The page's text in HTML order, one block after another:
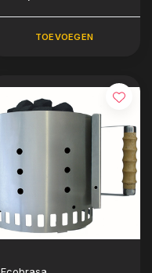
TOEVOEGEN